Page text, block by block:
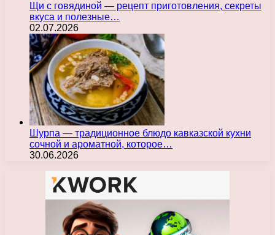
Щи с говядиной — рецепт приготовления, секреты
вкуса и полезные…
02.07.2026
Шурпа — традиционное блюдо кавказской кухни
сочной и ароматной, которое…
30.06.2026